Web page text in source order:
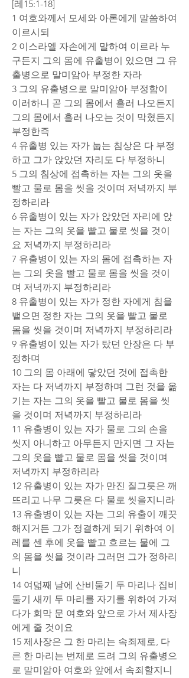
[레15:1-18]
1 여호와께서 모세와 아론에게 말씀하여
이르시되
2 이스라엘 자손에게 말하여 이르라 누
구든지 그의 몸에 유출병이 있으면 그 유
출병으로 말미암아 부정한 자라
3 그의 유출병으로 말미암아 부정함이
이러하니 곧 그의 몸에서 흘러 나오든지
그의 몸에서 흘러 나오는 것이 막혔든지
부정한즉
4 유출병 있는 자가 눕는 침상은 다 부정
하고 그가 앉았던 자리도 다 부정하니
5 그의 침상에 접촉하는 자는 그의 옷을
빨고 물로 몸을 씻을 것이며 저녁까지 부
정하리라
6 유출병이 있는 자가 앉았던 자리에 앉
는 자는 그의 옷을 빨고 물로 씻을 것이
요 저녁까지 부정하리라
7 유출병이 있는 자의 몸에 접촉하는 자
는 그의 옷을 빨고 물로 몸을 씻을 것이
며 저녁까지 부정하리라
8 유출병이 있는 자가 정한 자에게 침을
뱉으면 정한 자는 그의 옷을 빨고 물로
몸을 씻을 것이며 저녁까지 부정하리라
9 유출병이 있는 자가 탔던 안장은 다 부
정하며
10 그의 몸 아래에 닿았던 것에 접촉한
자는 다 저녁까지 부정하며 그런 것을 옮
기는 자는 그의 옷을 빨고 물로 몸을 씻
을 것이며 저녁까지 부정하리라
11 유출병이 있는 자가 물로 그의 손을
씻지 아니하고 아무든지 만지면 그 자는
그의 옷을 빨고 물로 몸을 씻을 것이며
저녁까지 부정하리라
12 유출병이 있는 자가 만진 질그릇은 깨
뜨리고 나무 그릇은 다 물로 씻을지니라
13 유출병이 있는 자는 그의 유출이 깨끗
해지거든 그가 정결하게 되기 위하여 이
레를 센 후에 옷을 빨고 흐르는 물에 그
의 몸을 씻을 것이라 그러면 그가 정하리
니
14 여덟째 날에 산비둘기 두 마리나 집비
둘기 새끼 두 마리를 자기를 위하여 가져
다가 회막 문 여호와 앞으로 가서 제사장
에게 줄 것이요
15 제사장은 그 한 마리는 속죄제로, 다
른 한 마리는 번제로 드려 그의 유출병으
로 말미암아 여호와 앞에서 속죄할지니